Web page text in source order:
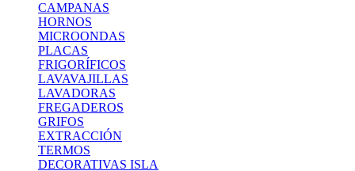
CAMPANAS
HORNOS
MICROONDAS
PLACAS
FRIGORÍFICOS
LAVAVAJILLAS
LAVADORAS
FREGADEROS
GRIFOS
EXTRACCIÓN
TERMOS
DECORATIVAS ISLA